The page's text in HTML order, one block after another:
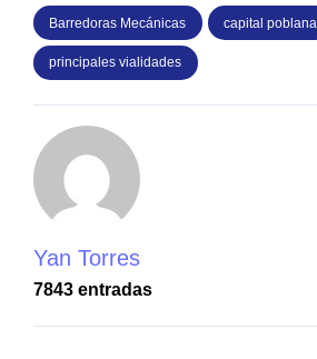
Barredoras Mecánicas capital poblana
principales vialidades
Yan Torres
7843 entradas